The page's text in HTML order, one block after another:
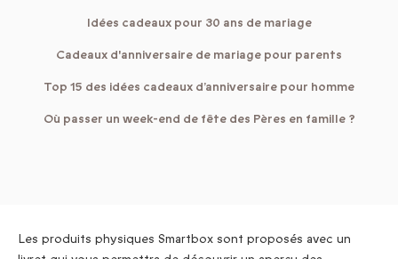
Idées cadeaux pour 30 ans de mariage
Cadeaux d'anniversaire de mariage pour parents
Top 15 des idées cadeaux d’anniversaire pour homme
Où passer un week-end de fête des Pères en famille ?
Les produits physiques Smartbox sont proposés avec un